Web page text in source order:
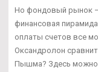
Но фондовый рынок —
финансовая
оплаты счетов все
Оксандролон
Пышма? Здесь можно